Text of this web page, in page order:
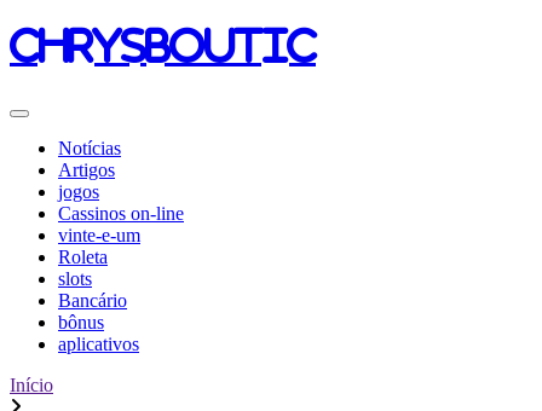
chrysboutic
Notícias
Artigos
jogos
Cassinos on-line
vinte-e-um
Roleta
slots
Bancário
bônus
aplicativos
Início